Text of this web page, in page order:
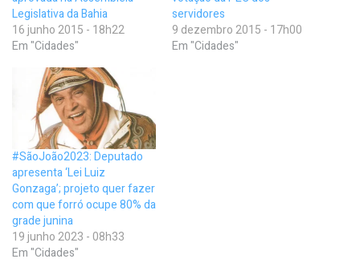
Legislativa da Bahia
16 junho 2015 - 18h22
Em "Cidades"
servidores
9 dezembro 2015 - 17h00
Em "Cidades"
#SãoJoão2023: Deputado
apresenta ‘Lei Luiz
Gonzaga’; projeto quer fazer
com que forró ocupe 80% da
grade junina
19 junho 2023 - 08h33
Em "Cidades"